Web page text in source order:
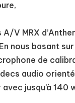
V MRX
nous basant
de
audio
jusqu’à 140